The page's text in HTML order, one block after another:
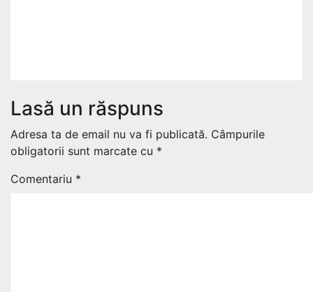
Lasă un răspuns
Adresa ta de email nu va fi publicată. Câmpurile
obligatorii sunt marcate cu *
Comentariu *